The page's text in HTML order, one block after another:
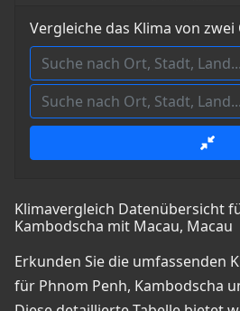
Vergleiche das Klima von
Klimavergleich Datenübersicht
Kambodscha mit Macau, Macau
Erkunden Sie die umfassenden
für Phnom Penh, Kambodscha